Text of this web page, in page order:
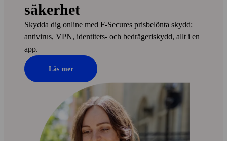
säkerhet
Skydda dig online med F‑Secures pris­belönta skydd:
anti­virus, VPN, identitets- och bedrägeri­skydd, allt i en
app.
Läs mer